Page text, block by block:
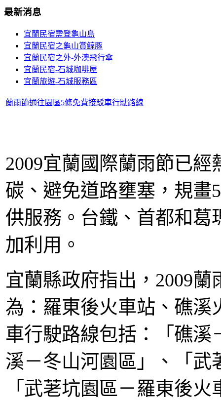
最新消息
宜蘭民宿需登龜山島
宜蘭民宿之龜山賞鯨豚
宜蘭民宿之外-外澳飛行傘
宜蘭民宿-石城咖啡屋
宜蘭旅遊-石城服務區
蘭雨節通往園區5條免費接駁車行駛路線
2009宜蘭國際蘭雨節已
碳、避免道路壅塞，規畫5
供服務。台鐵、首都和
加利用。
宜蘭縣政府指出， 2009蘭
為：羅東後火車站、礁
車行駛路線包括：「礁
溪－冬山河園區」、「
「武荖坑園區－羅東後